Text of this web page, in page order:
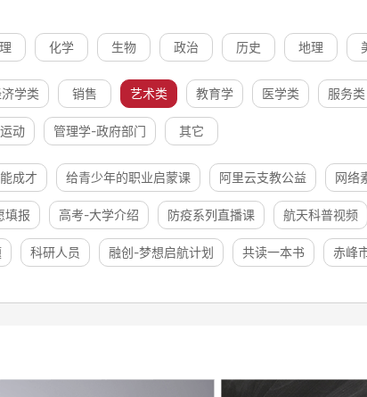
化学 生物 政治 历史 地理
学类 销售 艺术类 教育学 医学类 服务类
动 管理学-政府部门 其它
成才 给青少年的职业启蒙课 阿里云支教公益 网络
填报 高考-大学介绍 防疫系列直播课 航天科普视频
科研人员 融创-梦想启航计划 共读一本书 赤峰